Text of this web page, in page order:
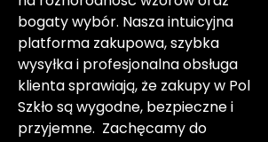
bogaty wybór. Nasza intuicyjna
platforma zakupowa, szybka
wysyłka i profesjonalna obsługa
klienta sprawiają, że zakupy w Pol
Szkło są wygodne, bezpieczne i
przyjemne. Zachęcamy do